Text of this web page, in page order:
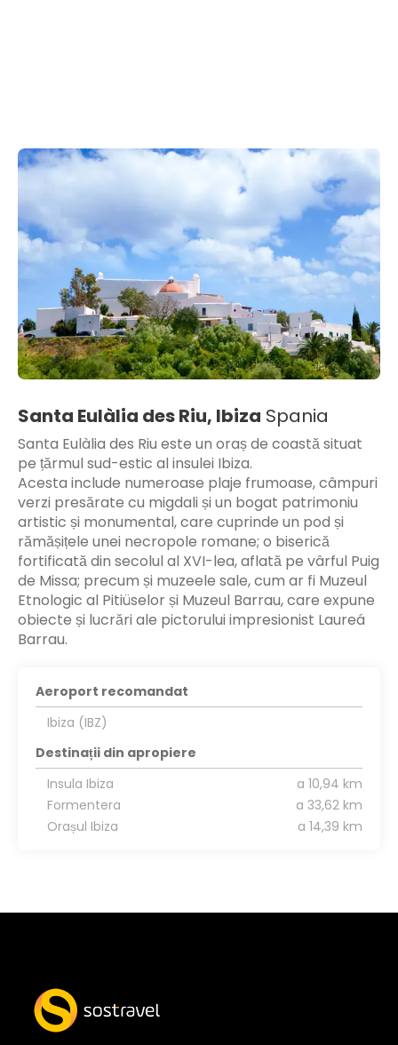
Santa Eulàlia des Riu, Ibiza Spania
Santa Eulàlia des Riu este un oraș de coastă situat
pe țărmul sud-estic al insulei Ibiza.
Acesta include numeroase plaje frumoase, câmpuri
verzi presărate cu migdali și un bogat patrimoniu
artistic și monumental, care cuprinde un pod și
rămășițele unei necropole romane; o biserică
fortificată din secolul al XVI-lea, aflată pe vârful Puig
de Missa; precum și muzeele sale, cum ar fi Muzeul
Etnologic al Pitiüselor și Muzeul Barrau, care expune
obiecte și lucrări ale pictorului impresionist Laureá
Barrau.
Aeroport recomandat
Ibiza (IBZ)
Destinații din apropiere
Insula Ibiza
a 10,94 km
Formentera
a 33,62 km
Orașul Ibiza
a 14,39 km